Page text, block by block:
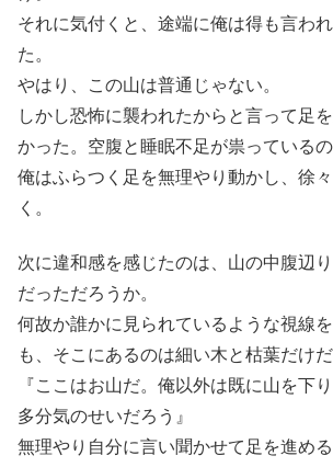
それに気付くと、途端に俺は得も言わ
た。
やはり、この山は普通じゃない。
しかし恐怖に襲われたからと言って足
かった。空腹と睡眠不足が祟っているの
俺はふらつく足を無理やり動かし、徐
く。
次に違和感を感じたのは、山の中腹辺
だっただろうか。
何故か誰かに見られているような視線
も、そこにあるのは細い木と枯葉だけだ
『ここはお山だ。俺以外は既に山を下
多分気のせいだろう』
無理やり自分に言い聞かせて足を進め